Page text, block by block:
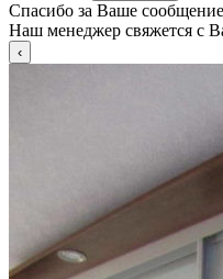
Спасибо за Ваше
Наш менеджер свяжется с